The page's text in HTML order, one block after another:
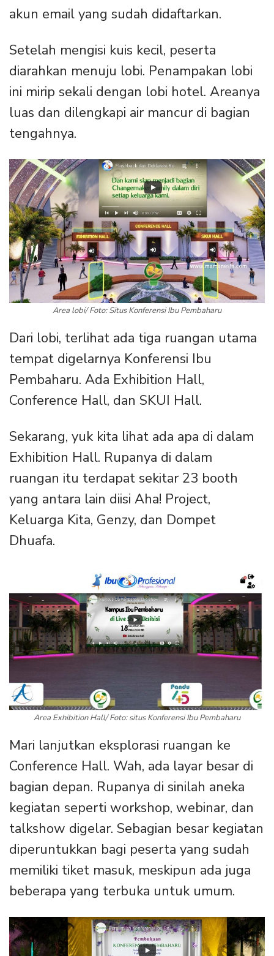
akun email yang sudah didaftarkan.
Setelah mengisi kuis kecil, peserta
diarahkan menuju lobi. Penampakan lobi
ini mirip sekali dengan lobi hotel. Areanya
luas dan dilengkapi air mancur di bagian
tengahnya.
Area lobi/ Foto: Situs Konferensi Ibu Pembaharu
Dari lobi, terlihat ada tiga ruangan utama
tempat digelarnya Konferensi Ibu
Pembaharu. Ada Exhibition Hall,
Conference Hall, dan SKUI Hall.
Sekarang, yuk kita lihat ada apa di dalam
Exhibition Hall. Rupanya di dalam
ruangan itu terdapat sekitar 23 booth
yang antara lain diisi Aha! Project,
Keluarga Kita, Genzy, dan Dompet
Dhuafa.
Area Exhibition Hall/ Foto: situs Konferensi Ibu Pembaharu
Mari lanjutkan eksplorasi ruangan ke
Conference Hall. Wah, ada layar besar di
bagian depan. Rupanya di sinilah aneka
kegiatan seperti workshop, webinar, dan
talkshow digelar. Sebagian besar kegiatan
diperuntukkan bagi peserta yang sudah
memiliki tiket masuk, meskipun ada juga
beberapa yang terbuka untuk umum.